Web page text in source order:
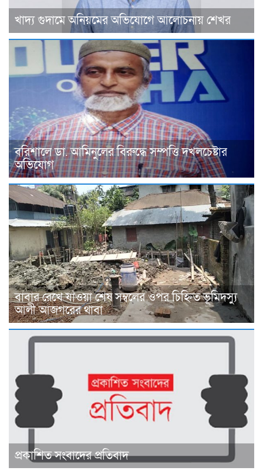
খাদ্য গুদামে অনিয়মের অভিযোগে আলোচনায় শেখর
বরিশালে ডা. আমিনুলের বিরুদ্ধে সম্পত্তি দখলচেষ্টার
অভিযোগ
বাবার রেখে যাওয়া শেষ সম্বলের ওপর চিহ্নিত ভূমিদস্যু
আলী আজগরের থাবা
প্রকাশিত সংবাদের প্রতিবাদ